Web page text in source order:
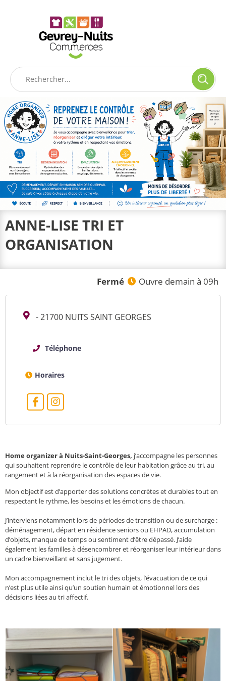
ANNE-LISE TRI ET
ORGANISATION
Fermé Ouvre demain à 09h
- 21700 NUITS SAINT GEORGES
Téléphone
Horaires
Home organizer à Nuits-Saint-Georges, j’accompagne les personnes
qui souhaitent reprendre le contrôle de leur habitation grâce au tri, au
rangement et à la réorganisation des espaces de vie.
Mon objectif est d’apporter des solutions concrètes et durables tout en
respectant le rythme, les besoins et les émotions de chacun.
J’interviens notamment lors de périodes de transition ou de surcharge :
déménagement, départ en résidence seniors ou EHPAD, accumulation
d’objets, manque de temps ou sentiment d’être dépassé. J’aide
également les familles à désencombrer et réorganiser leur intérieur dans
un cadre bienveillant et sans jugement.
Mon accompagnement inclut le tri des objets, l’évacuation de ce qui
n’est plus utile ainsi qu’un soutien humain et émotionnel lors des
décisions liées au tri affectif.